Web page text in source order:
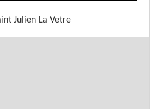
Julien La Vetre